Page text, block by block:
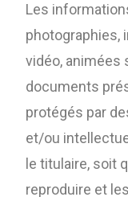
Les
photographies,
vidéo, animées
documents
protégés par
et/ou
le titulaire, soit
reproduire et